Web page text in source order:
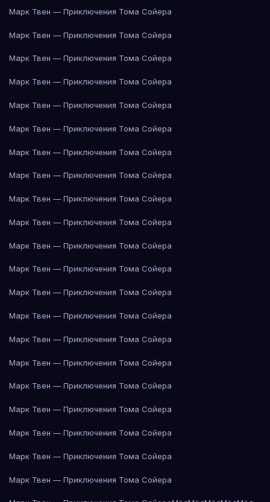
Марк Твен — Приключения Тома Сойера
Марк Твен — Приключения Тома Сойера
Марк Твен — Приключения Тома Сойера
Марк Твен — Приключения Тома Сойера
Марк Твен — Приключения Тома Сойера
Марк Твен — Приключения Тома Сойера
Марк Твен — Приключения Тома Сойера
Марк Твен — Приключения Тома Сойера
Марк Твен — Приключения Тома Сойера
Марк Твен — Приключения Тома Сойера
Марк Твен — Приключения Тома Сойера
Марк Твен — Приключения Тома Сойера
Марк Твен — Приключения Тома Сойера
Марк Твен — Приключения Тома Сойера
Марк Твен — Приключения Тома Сойера
Марк Твен — Приключения Тома Сойера
Марк Твен — Приключения Тома Сойера
Марк Твен — Приключения Тома Сойера
Марк Твен — Приключения Тома Сойера
Марк Твен — Приключения Тома Сойера
Марк Твен — Приключения Тома Сойера